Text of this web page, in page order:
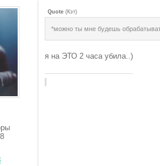
Quote (Кэт)
*можно ты мне будешь
я на ЭТО 2 часа убила..)